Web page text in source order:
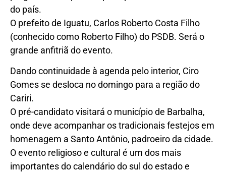
do país.
O prefeito de Iguatu, Carlos Roberto Costa Filho
(conhecido como Roberto Filho) do PSDB. Será o
grande anfitriã do evento.
Dando continuidade à agenda pelo interior, Ciro
Gomes se desloca no domingo para a região do
Cariri.
O pré-candidato visitará o município de Barbalha,
onde deve acompanhar os tradicionais festejos em
homenagem a Santo Antônio, padroeiro da cidade.
O evento religioso e cultural é um dos mais
importantes do calendário do sul do estado e